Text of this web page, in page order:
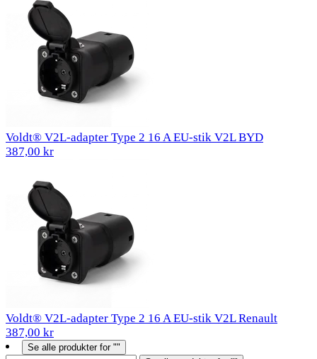
Voldt® V2L-adapter Type 2 16 A EU-stik V2L BYD
387,00 kr
Voldt® V2L-adapter Type 2 16 A EU-stik V2L Renault
387,00 kr
Se alle produkter for ""